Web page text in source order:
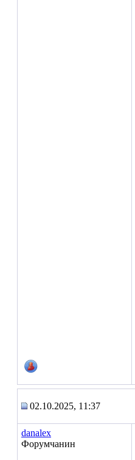
02.10.2025, 11:37
danalex
Форумчанин